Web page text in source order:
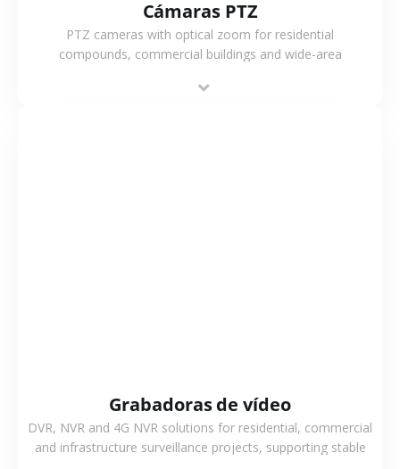
Cámaras PTZ
PTZ cameras with optical zoom for residential
compounds, commercial buildings and wide-area
flexible coverage.
Grabadoras de vídeo
DVR, NVR and 4G NVR solutions for residential, commercial
and infrastructure surveillance projects, supporting stable